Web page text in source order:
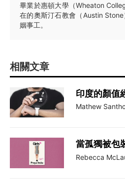
畢業於惠頓大學（Wheaton
在的奧斯汀石教會（Austin
姻事工。
相關文章
印度的顏值
Mathew
當孤獨被包
Rebecca